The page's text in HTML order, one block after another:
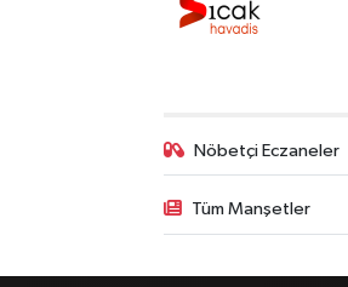
Nöbetçi Eczaneler
Tüm Manşetler